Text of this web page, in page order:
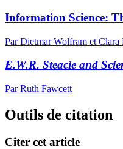
Information Science:
Par Dietmar Wolfram et Clara
E.W.R. Steacie and
Par Ruth Fawcett
Outils de citation
Citer cet article